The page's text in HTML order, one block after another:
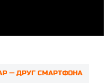
— ДРУГ СМАРТФОНА